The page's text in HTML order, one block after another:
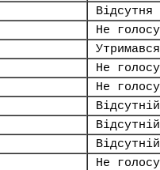
Відсутня
Не
Утримався
Не
Не
Відсутній
Відсутній
Відсутній
Не